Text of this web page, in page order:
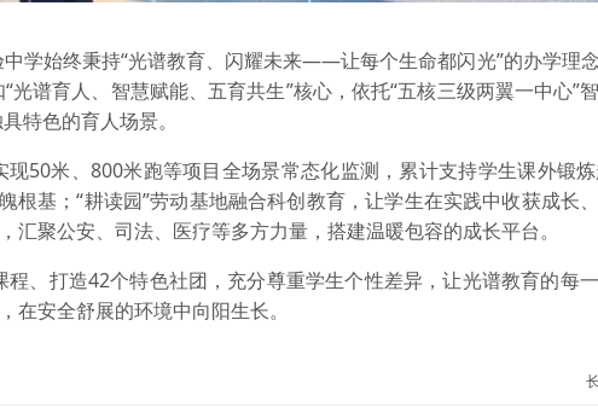
学始终秉持“光谱教育、闪耀未来——让每个生命都闪光”的办学理
谱育人、智慧赋能、五育共生”核心，依托“五核三级两翼一中心”
特色的育人场景。
50米、800米跑等项目全场景常态化监测，累计支持学生课外锻
根基；“耕读园”劳动基地融合科创教育，让学生在实践中收获成长
汇聚公安、司法、医疗等多方力量，搭建温暖包容的成长平台。
、打造42个特色社团，充分尊重学生个性差异，让光谱教育的每
在安全舒展的环境中向阳生长。